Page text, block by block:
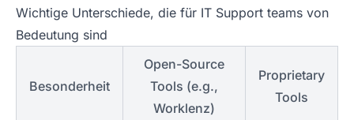
Wichtige Unterschiede, die für IT Support teams von
Bedeutung sind
Besonderheit
Open-Source
Tools (e.g.,
Worklenz)
Proprietary
Tools